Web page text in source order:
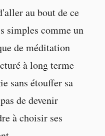
au bout de ce
simples comme un
de méditation
à long terme
sans étouffer sa
de devenir
à choisir ses